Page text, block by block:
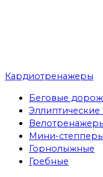
Кардиотренажеры
Беговые
Мини-степперы
Горнолыжные
Гребные